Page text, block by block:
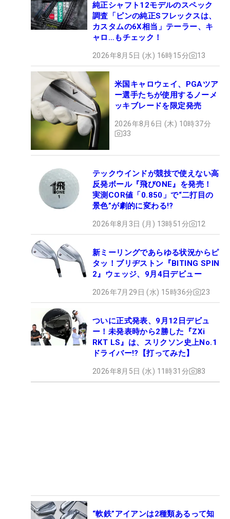
純正シャフト12モデルのスペック
調査「ピンの純正Sフレックスは、
カスタムの6X相当」テーラー、キ
ャロ…もチェック！
2026年8月5日 (水) 16時15分 13
米国キャロウェイ、PGAツア
ー選手たちが使用するノーメ
ッキブレードを限定発売
2026年8月6日 (木) 10時37分
33
テックウインドが競技で使えない高
反発ボール『飛びONE』を発売！
実測COR値「0.850」で“二打目の
景色”が劇的に変わる!?
2026年8月3日 (月) 13時51分 12
新ミーリングであらゆる状況からピ
タッ！ブリヂストン『BITING SPIN
2』ウェッジ、9月4日デビュー
2026年7月29日 (水) 15時36分 23
ついに正式発表、9月12日デビュ
ー！未発表時から2勝した『ZXi
RKT LS』は、スリクソン史上No.1
ドライバー!?【打ってみた】
2026年8月5日 (水) 11時31分 83
“軟鉄”アイアンは2種類あるって知